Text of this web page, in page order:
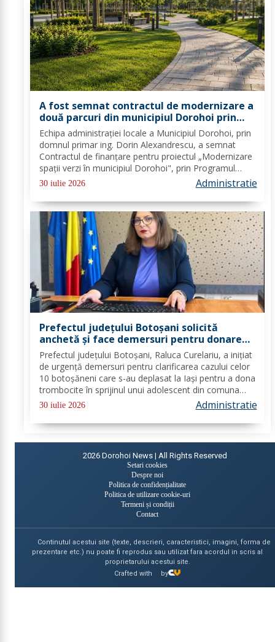
A fost semnat contractul de modernizare a
două parcuri din municipiul Dorohoi prin
fonduri europene
Echipa administrației locale a Municipiul Dorohoi, prin
domnul primar ing. Dorin Alexandrescu, a semnat
Contractul de finanțare pentru proiectul „Modernizare
spații verzi în municipiul Dorohoi", prin Programul
Regional 2021–2027 - Prioritatea de investiții 3. Nord-
30 iulie 2026 Administratie
Prefectul județului Botoșani solicită
anchetă și face demersuri pentru donarea
de trombocite direct la Botoșani în cazul
adolescentului din Tudora
Prefectul județului Botoșani, Raluca Curelariu, a inițiat
de urgență demersuri pentru clarificarea cazului celor
10 botoșăneni care s-au deplasat la Iași pentru a dona
trombocite în sprijinul unui adolescent din comuna
Tudora, însă nu au putut dona. Au fost transmise
30 iulie 2026 Administratie
2026 Dorohoi News | All Rights Reserved
Setari cookies
Despre noi
Politica de confidențialitate
Politica de utilizare cookie-uri
Termeni și condiții
Contact
Continutul acestui site (texte, descrieri, caracteristici, imagini, forma de
prezentare etc.) nu poate fi reprodus sau utilizat fara acordul in scris al
proprietarului acestui site.
Crafted with
by